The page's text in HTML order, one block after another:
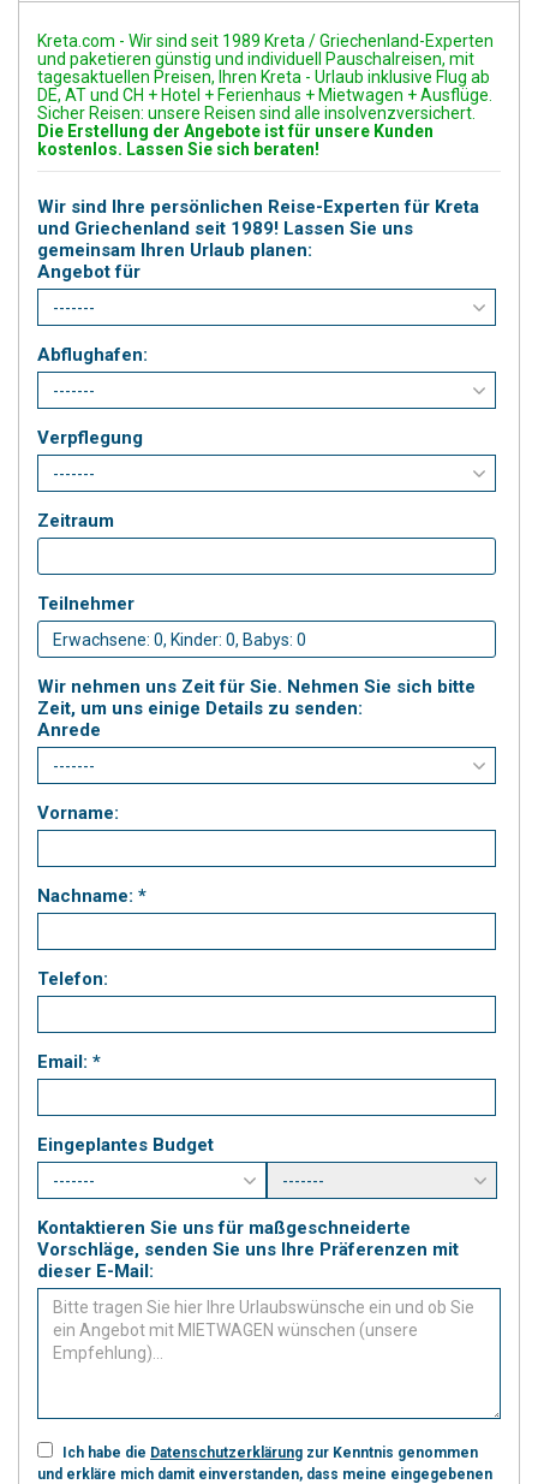
Kreta.com - Wir sind seit 1989 Kreta / Griechenland-Experten
und paketieren günstig und individuell Pauschalreisen, mit
tagesaktuellen Preisen, Ihren Kreta - Urlaub inklusive Flug ab
DE, AT und CH + Hotel + Ferienhaus + Mietwagen + Ausflüge.
Sicher Reisen: unsere Reisen sind alle insolvenzversichert.
Die Erstellung der Angebote ist für unsere Kunden
kostenlos. Lassen Sie sich beraten!
Wir sind Ihre persönlichen Reise-Experten für Kreta
und Griechenland seit 1989! Lassen Sie uns
gemeinsam Ihren Urlaub planen:
Angebot für
Abflughafen:
Verpflegung
Zeitraum
Teilnehmer
Wir nehmen uns Zeit für Sie. Nehmen Sie sich bitte
Zeit, um uns einige Details zu senden:
Anrede
Vorname:
Nachname: *
Telefon:
Email: *
Eingeplantes Budget
Kontaktieren Sie uns für maßgeschneiderte
Vorschläge, senden Sie uns Ihre Präferenzen mit
dieser E-Mail:
Ich habe die Datenschutzerklärung zur Kenntnis genommen
und erkläre mich damit einverstanden, dass meine eingegebenen